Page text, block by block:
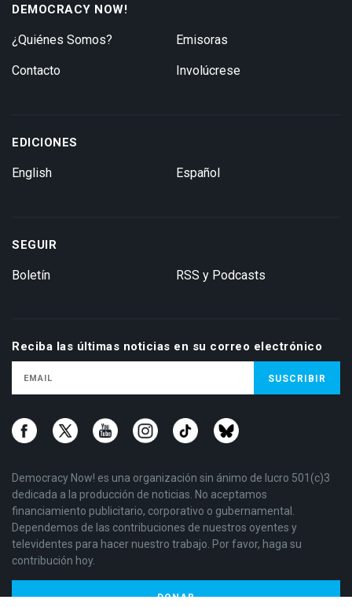
DEMOCRACY NOW!
¿Quiénes Somos?
Contacto
Emisoras
Involúcrese
EDICIONES
English Español
SEGUIR
Boletín RSS y Podcasts
Reciba las últimas noticias en su correo electrónico
Democracy Now! es una organización sin ánimo de lucro 501(c)3
dedicada a la producción de noticias. No aceptamos
financiamiento publicitario, corporativo o gubernamental.
Dependemos de las contribuciones de nuestros oyentes y
televidentes para hacer nuestro trabajo. Por favor, haga su
contribución hoy.
DONAR